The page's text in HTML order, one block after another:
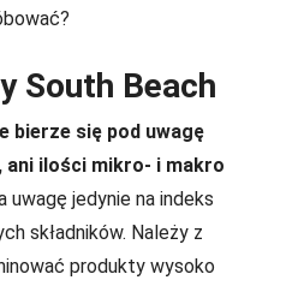
South Beach
bierze się pod uwagę
ani ilości mikro- i makro
uwagę jedynie na indeks
składników. Należy z
produkty wysoko